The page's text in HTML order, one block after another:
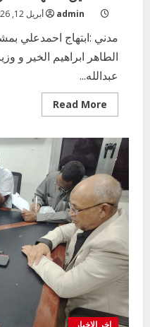
admin أبريل 12, 2026
مدني :ابتهاج احمدعلي
الطاهر ابراهيم الخير و
عبدالله...
Read More
more
الجزيرة
يدشن
مبادرة
ترحيل
الطلاب
الممتحنين
للشهادة
الثانوية
2026
اخر الاخبار